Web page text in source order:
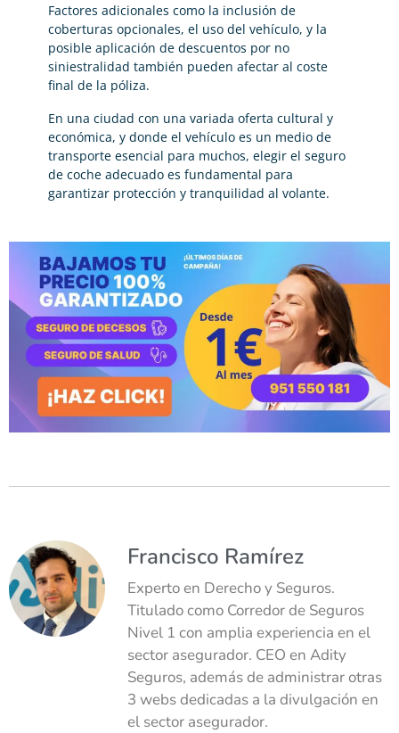
Factores adicionales como la inclusión de
coberturas opcionales, el uso del vehículo, y la
posible aplicación de descuentos por no
siniestralidad también pueden afectar al coste
final de la póliza.
En una ciudad con una variada oferta cultural y
económica, y donde el vehículo es un medio de
transporte esencial para muchos, elegir el seguro
de coche adecuado es fundamental para
garantizar protección y tranquilidad al volante.
Francisco Ramírez
Experto en Derecho y Seguros.
Titulado como Corredor de Seguros
Nivel 1 con amplia experiencia en el
sector asegurador. CEO en Adity
Seguros, además de administrar otras
3 webs dedicadas a la divulgación en
el sector asegurador.